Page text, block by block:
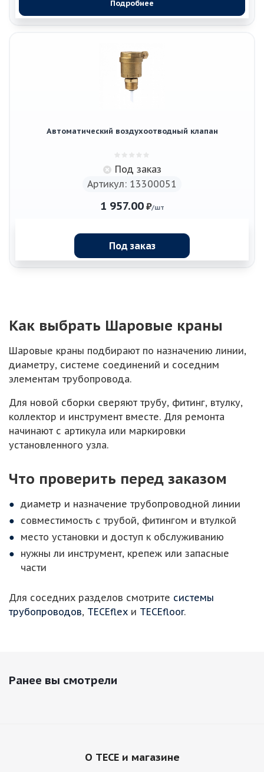
Подробнее
Автоматический воздухоотводный клапан
Под заказ
Артикул: 13300051
1 957.00₽/шт
Под заказ
Как выбрать Шаровые краны
Шаровые краны подбирают по назначению линии,
диаметру, системе соединений и соседним
элементам трубопровода.
Для новой сборки сверяют трубу, фитинг, втулку,
коллектор и инструмент вместе. Для ремонта
начинают с артикула или маркировки
установленного узла.
Что проверить перед заказом
диаметр и назначение трубопроводной линии
совместимость с трубой, фитингом и втулкой
место установки и доступ к обслуживанию
нужны ли инструмент, крепеж или запасные
части
Для соседних разделов смотрите системы
трубопроводов, TECEflex и TECEfloor.
Ранее вы смотрели
О TECE и магазине